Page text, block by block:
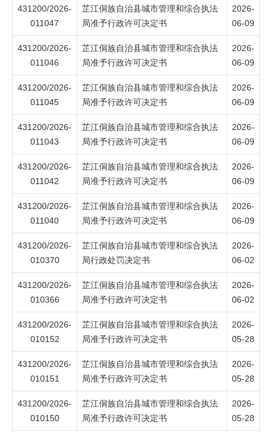
431200/2026-
011047
芷江侗族自治县城市管理和综合执法
局准予行政许可决定书
2026-
06-09
431200/2026-
011046
芷江侗族自治县城市管理和综合执法
局准予行政许可决定书
2026-
06-09
431200/2026-
011045
芷江侗族自治县城市管理和综合执法
局准予行政许可决定书
2026-
06-09
431200/2026-
011043
芷江侗族自治县城市管理和综合执法
局准予行政许可决定书
2026-
06-09
431200/2026-
011042
芷江侗族自治县城市管理和综合执法
局准予行政许可决定书
2026-
06-09
431200/2026-
011040
芷江侗族自治县城市管理和综合执法
局准予行政许可决定书
2026-
06-09
431200/2026-
010370
芷江侗族自治县城市管理和综合执法
局行政处罚决定书
2026-
06-02
431200/2026-
010366
芷江侗族自治县城市管理和综合执法
局准予行政许可决定书
2026-
06-02
431200/2026-
010152
芷江侗族自治县城市管理和综合执法
局准予行政许可决定书
2026-
05-28
431200/2026-
010151
芷江侗族自治县城市管理和综合执法
局准予行政许可决定书
2026-
05-28
431200/2026-
010150
芷江侗族自治县城市管理和综合执法
局准予行政许可决定书
2026-
05-28